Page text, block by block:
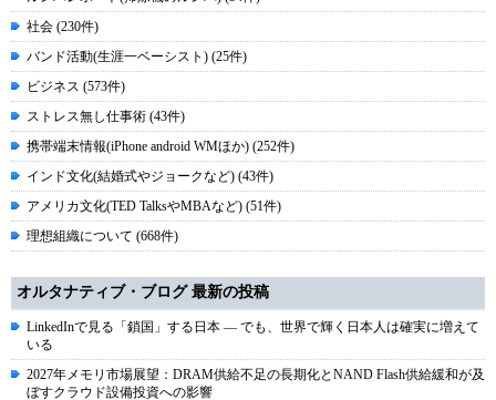
社会 (230件)
バンド活動(生涯一ベーシスト) (25件)
ビジネス (573件)
ストレス無し仕事術 (43件)
携帯端末情報(iPhone android WMほか) (252件)
インド文化(結婚式やジョークなど) (43件)
アメリカ文化(TED TalksやMBAなど) (51件)
理想組織について (668件)
オルタナティブ・ブログ 最新の投稿
LinkedInで見る「鎖国」する日本 ― でも、世界で輝く日本人は確実に増えて
いる
2027年メモリ市場展望：DRAM供給不足の長期化とNAND Flash供給緩和が及
ぼすクラウド設備投資への影響